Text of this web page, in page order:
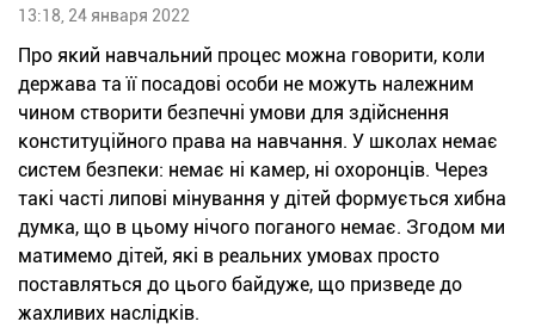
13:18, 24 января 2022
Про який навчальний процес можна говорити, коли
держава та її посадові особи не можуть належним
чином створити безпечні умови для здійснення
конституційного права на навчання. У школах немає
систем безпеки: немає ні камер, ні охоронців. Через
такі часті липові мінування у дітей формується хибна
думка, що в цьому нічого поганого немає. Згодом ми
матимемо дітей, які в реальних умовах просто
поставляться до цього байдуже, що призведе до
жахливих наслідків.